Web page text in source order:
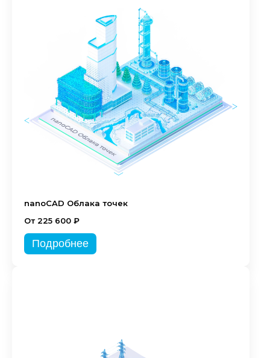
nanoCAD Облака точек
От 225 600 ₽
Подробнее